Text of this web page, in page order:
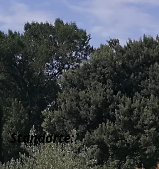
Standorte: